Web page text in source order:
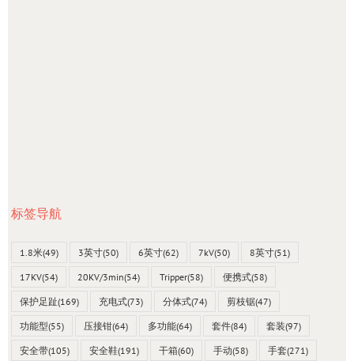
标签导航
1.8米(49) 3英寸(50) 6英寸(62) 7kV(50) 8英寸(51)
17KV(54) 20KV/3min(54) Tripper(58) 便携式(58)
保护足趾(169) 充电式(73) 分体式(74) 剪枝锯(47)
功能型(55) 压接钳(64) 多功能(64) 套件(84) 套装(97)
安全带(105) 安全鞋(191) 干箱(60) 手动(58) 手套(271)